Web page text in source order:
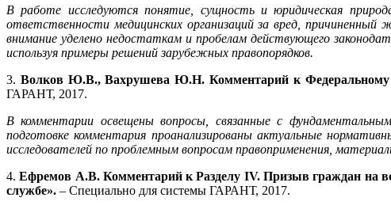
В работе исследуются понятие, сущность и юридическая
ответственности медицинских организаций за вред,
внимание уделено недостаткам и пробелам действующего
используя примеры решений зарубежных правопорядков.
3. Волков Ю.В., Вахрушева Ю.Н. Комментарий к
ГАРАНТ, 2017.
В комментарии освещены вопросы, связанные с
подготовке комментария проанализированы актуальные
исследователей по проблемным вопросам правоприменения,
4.Ефремов А.В. Комментарий кРазделу IV. Призыв граждан на
службе». – Специально для системы ГАРАНТ, 2017.